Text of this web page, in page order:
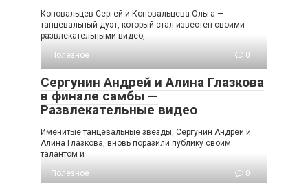
Коновальцев Сергей и Коновальцева Ольга —
танцевальный дуэт, который стал известен своими
развлекательными видео,
Полезное
0
Сергунин Андрей и Алина Глазкова
в финале самбы —
Развлекательные видео
Именитые танцевальные звезды, Сергунин Андрей и
Алина Глазкова, вновь поразили публику своим
талантом и
Полезное
0